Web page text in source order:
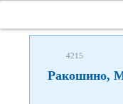
4215
Ракошино,